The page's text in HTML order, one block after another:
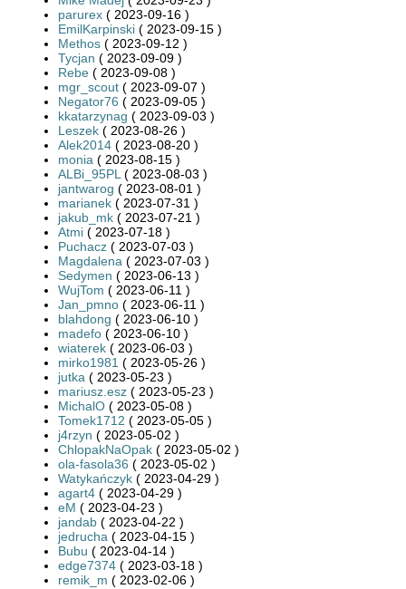
parurex ( 2023-09-16 )
EmilKarpinski ( 2023-09-15 )
Methos ( 2023-09-12 )
Tycjan ( 2023-09-09 )
Rebe ( 2023-09-08 )
mgr_scout ( 2023-09-07 )
Negator76 ( 2023-09-05 )
kkatarzynag ( 2023-09-03 )
Leszek ( 2023-08-26 )
Alek2014 ( 2023-08-20 )
monia ( 2023-08-15 )
ALBi_95PL ( 2023-08-03 )
jantwarog ( 2023-08-01 )
marianek ( 2023-07-31 )
jakub_mk ( 2023-07-21 )
Atmi ( 2023-07-18 )
Puchacz ( 2023-07-03 )
Magdalena ( 2023-07-03 )
Sedymen ( 2023-06-13 )
WujTom ( 2023-06-11 )
Jan_pmno ( 2023-06-11 )
blahdong ( 2023-06-10 )
madefo ( 2023-06-10 )
wiaterek ( 2023-06-03 )
mirko1981 ( 2023-05-26 )
jutka ( 2023-05-23 )
mariusz.esz ( 2023-05-23 )
MichalO ( 2023-05-08 )
Tomek1712 ( 2023-05-05 )
j4rzyn ( 2023-05-02 )
ChlopakNaOpak ( 2023-05-02 )
ola-fasola36 ( 2023-05-02 )
Watykańczyk ( 2023-04-29 )
agart4 ( 2023-04-29 )
eM ( 2023-04-23 )
jandab ( 2023-04-22 )
jedrucha ( 2023-04-15 )
Bubu ( 2023-04-14 )
edge7374 ( 2023-03-18 )
remik_m ( 2023-02-06 )